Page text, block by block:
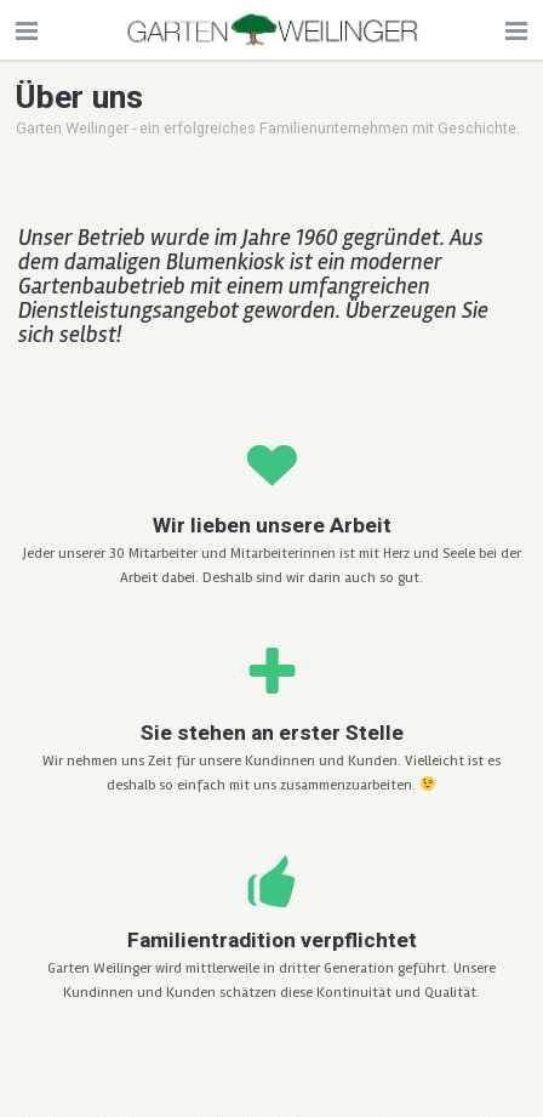
Über uns
Garten Weilinger - ein erfolgreiches Familienunternehmen mit Geschichte.
Unser Betrieb wurde im Jahre 1960 gegründet. Aus
dem damaligen Blumenkiosk ist ein moderner
Gartenbaubetrieb mit einem umfangreichen
Dienstleistungsangebot geworden. Überzeugen Sie
sich selbst!
Wir lieben unsere Arbeit
Jeder unserer 30 Mitarbeiter und Mitarbeiterinnen ist mit Herz und Seele bei der
Arbeit dabei. Deshalb sind wir darin auch so gut.
Sie stehen an erster Stelle
Wir nehmen uns Zeit für unsere Kundinnen und Kunden. Vielleicht ist es
deshalb so einfach mit uns zusammenzuarbeiten.
Familientradition verpflichtet
Garten Weilinger wird mittlerweile in dritter Generation geführt. Unsere
Kundinnen und Kunden schätzen diese Kontinuität und Qualität.